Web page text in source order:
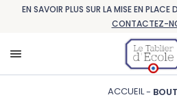
EN SAVOIR PLUS SUR LA MISE EN PLACE
CONTACTEZ-
ACCUEIL